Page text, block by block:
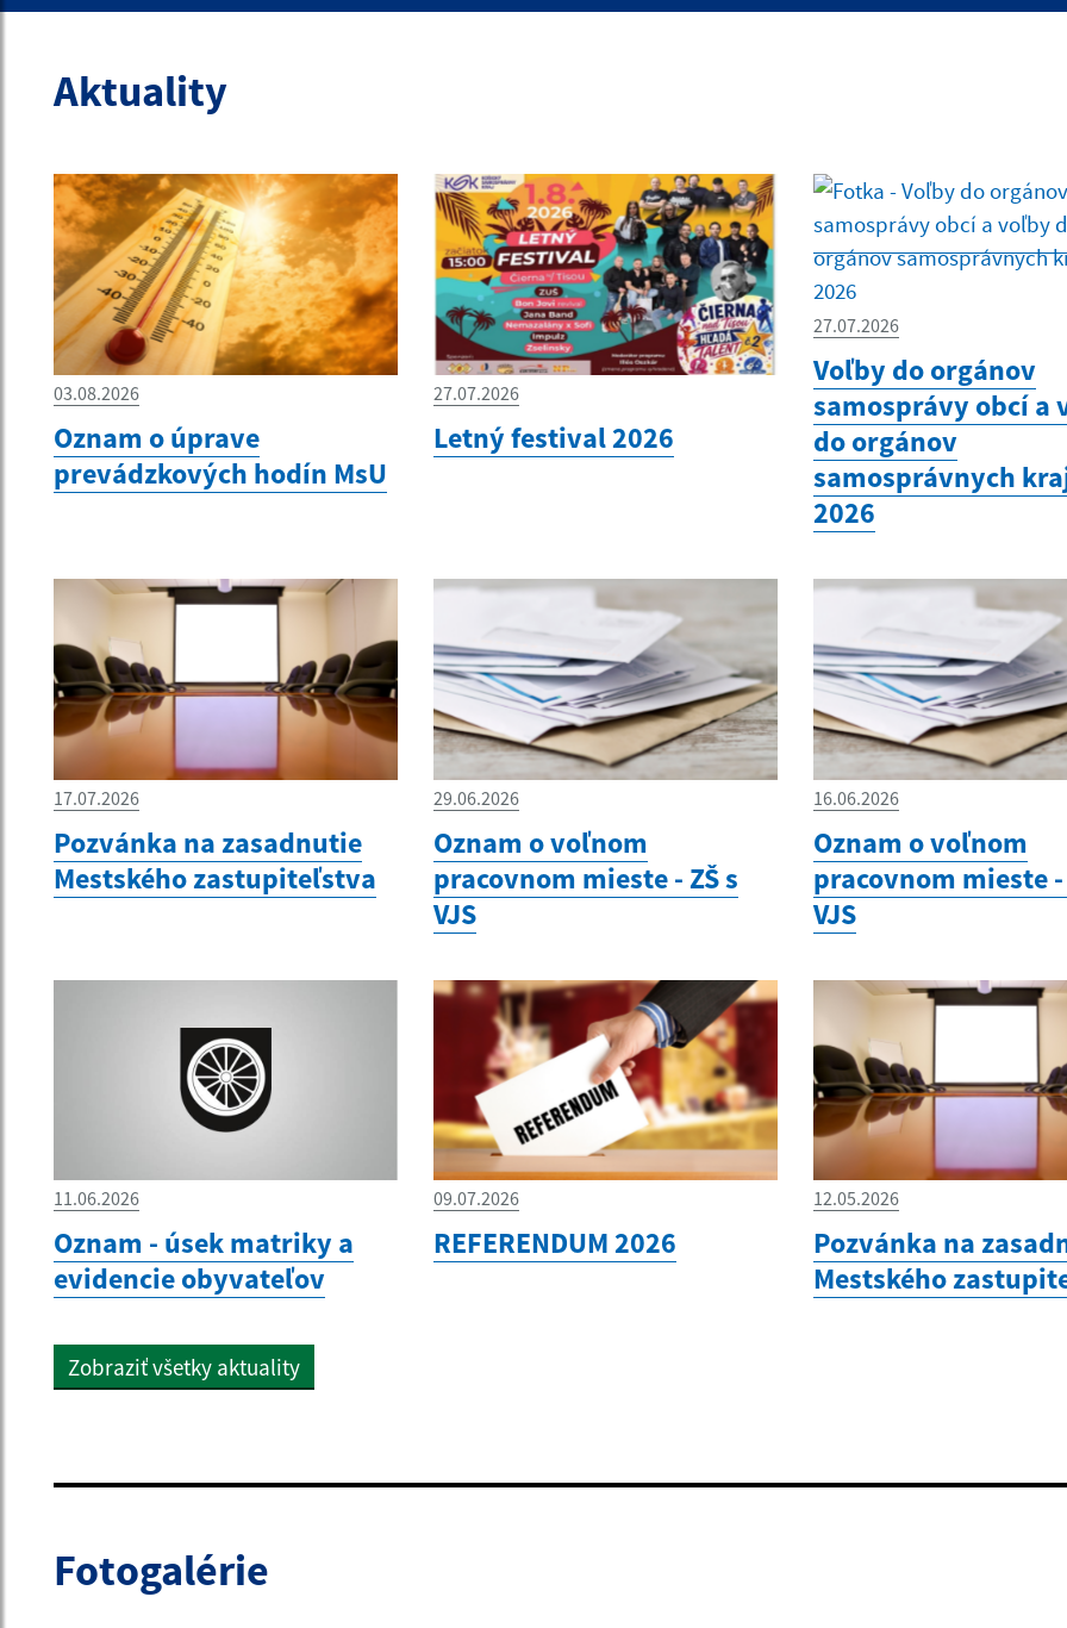
Aktuality
03.08.2026
Oznam o úprave
prevádzkových hodín MsU
27.07.2026
Letný festival 2026
27.07.2026
Voľby do orgánov
samosprávy obcí a
do orgánov
samosprávnych
2026
17.07.2026
Pozvánka na zasadnutie
Mestského zastupiteľstva
29.06.2026
Oznam o voľnom
pracovnom mieste - ZŠ s
VJS
16.06.2026
Oznam o voľnom
pracovnom mieste -
VJS
11.06.2026
Oznam - úsek matriky a
evidencie obyvateľov
09.07.2026
REFERENDUM 2026
12.05.2026
Pozvánka na
Mestského
Zobraziť všetky aktuality
Fotogalérie